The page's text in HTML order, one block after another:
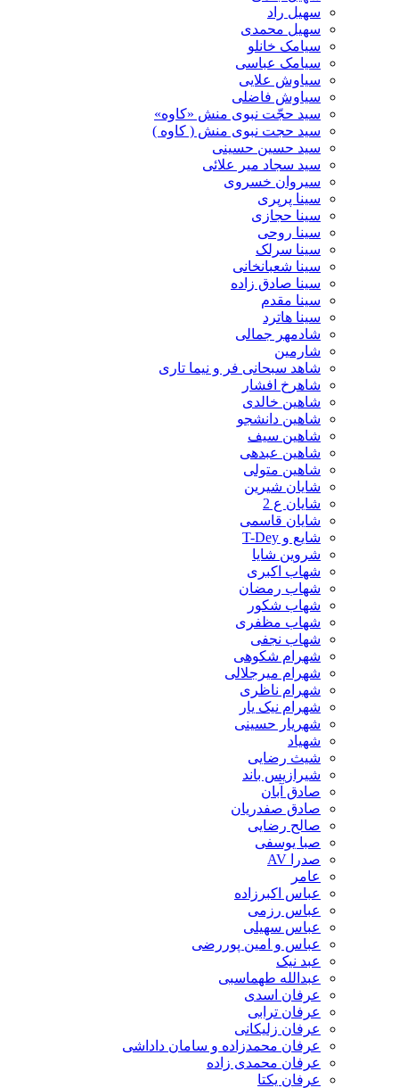
سهیل راد
سهیل محمدی
سیامک خانلو
سیامک عباسی
سیاوش علایی
سیاوش فاضلی
سید حجّت نبوی منش «کاوه»
سید حجت نبوی منش ( کاوه )
سید حسین حسینى
سید سجاد میر علائی
سیروان خسروی
سینا پرپری
سینا حجازی
سینا روحی
سینا سرلک
سینا شعبانخانی
سینا صادق زاده
سینا مقدم
سینا هاترد
شادمهر جمالی
شارمین
شاهد سبحانی فر و نیما تاری
شاهرخ افشار
شاهین خالدی
شاهین دانشجو
شاهین سیف
شاهین عبدهی
شاهین متولی
شایان شیرین
شایان ع 2
شایان قاسمی
شایع و T-Dey
شروین شایا
شهاب اکبری
شهاب رمضان
شهاب شکور
شهاب مظفری
شهاب نجفی
شهرام شکوهی
شهرام میرجلالی
شهرام ناظری
شهرام نیک یار
شهریار حسینی
شهیاد
شیث رضایی
شیرازیس باند
صادق آبان
صادق صفدریان
صالح رضایی
صبا یوسفی
صدرا AV
عامر
عباس اکبرزاده
عباس رزمی
عباس سهیلی
عباس و امین پوررضی
عبد نیک
عبدالله طهماسبی‎
عرفان اسدی
عرفان ترابی
عرفان زلیکانی
عرفان محمدزاده و سامان داداشی
عرفان محمدی زاده
عرفان یکتا